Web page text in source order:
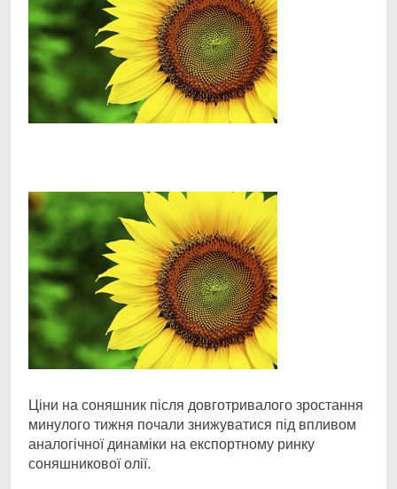
Link
Ціни на соняшник після довготривалого зростання
минулого тижня почали знижуватися під впливом
аналогічної динаміки на експортному ринку
соняшникової олії.